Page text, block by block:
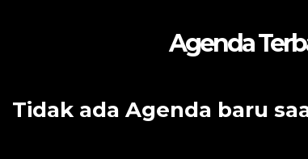
Agenda
Tidak ada Agenda baru